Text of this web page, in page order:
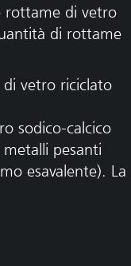
rottame di vetro
di rottame
vetro riciclato
sodico-calcico
pesanti
esavalente). La